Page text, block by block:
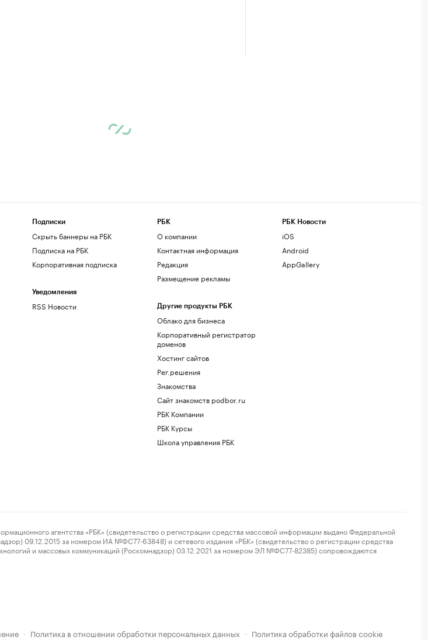
Подписки
Скрыть баннеры на РБК
Подписка на РБК
Корпоративная подписка
Уведомления
RSS Новости
РБК
О компании
Контактная информация
Редакция
Размещение рекламы
Другие продукты РБК
Облако для бизнеса
Корпоративный регистратор
доменов
Хостинг сайтов
Рег.решения
Знакомства
Сайт знакомств podbor.ru
РБК Компании
РБК Курсы
Школа управления РБК
РБК Новости
iOS
Android
AppGallery
агентства «РБК» (свидетельство о регистрации средства массовой информации выдано Федеральной
09.12.2015 за номером ИА №ФС77-63848) и сетевого издания «РБК» (свидетельство о регистрации средства
и массовых коммуникаций (Роскомнадзор) 03.12.2021 за номером ЭЛ №ФС77-82385) сопровождаются
· Политика в отношении обработки персональных данных · Политика обработки файлов cookie